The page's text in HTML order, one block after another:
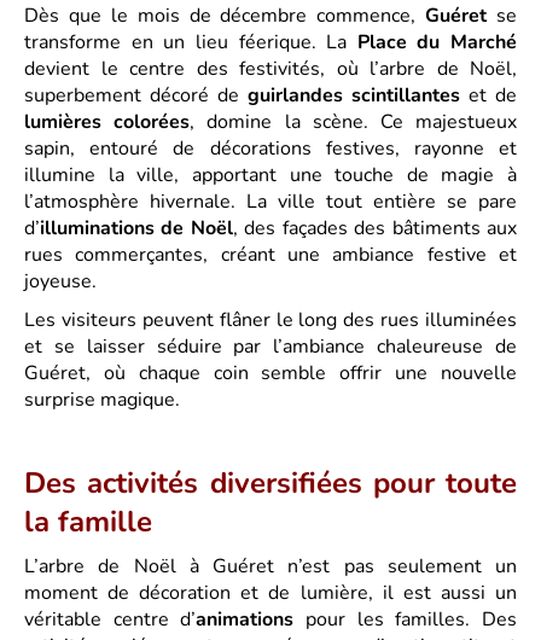
Dès que le mois de décembre commence,Guéretse
transforme en un lieu féerique. La Place du Marché
devient le centre des festivités, où l’arbre de Noël,
superbement décoré de guirlandes scintillantes et de
lumières colorées, domine la scène. Ce majestueux
sapin, entouré de décorations festives, rayonne et
illumine la ville, apportant une touche de magie à
l’atmosphère hivernale. La ville tout entière se pare
d’illuminations de Noël, des façades des bâtiments aux
rues commerçantes, créant une ambiance festive et
joyeuse.
Les visiteurs peuvent flâner le long des rues illuminées
et se laisser séduire par l’ambiance chaleureuse de
Guéret, où chaque coin semble offrir une nouvelle
surprise magique.
Des activités diversifiées pour toute
la famille
L’arbre de Noël à Guéret n’est pas seulement un
moment de décoration et de lumière, il est aussi un
véritable centre d’animations pour les familles. Des